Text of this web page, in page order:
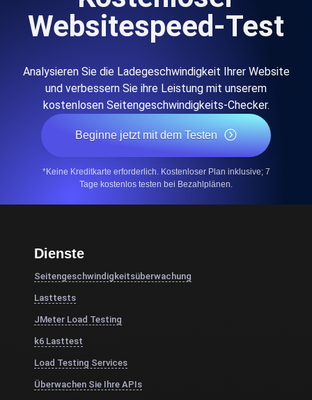
Websitespeed-Test
Analysieren Sie die Ladegeschwindigkeit Ihrer Website
und verbessern Sie ihre Leistung mit unserem
kostenlosen Seitengeschwindigkeits-Checker.
Beginne jetzt mit dem Testen
*Keine Kreditkarte erforderlich. Kostenloser Plan inklusive; 7
Tage kostenlos testen bei Bezahlplänen.
Dienste
Seitengeschwindigkeitsüberwachung
Lasttests
JMeter Load Testing
k6 Lasttest
Load Testing Services
Überwachen Sie Ihre APIs